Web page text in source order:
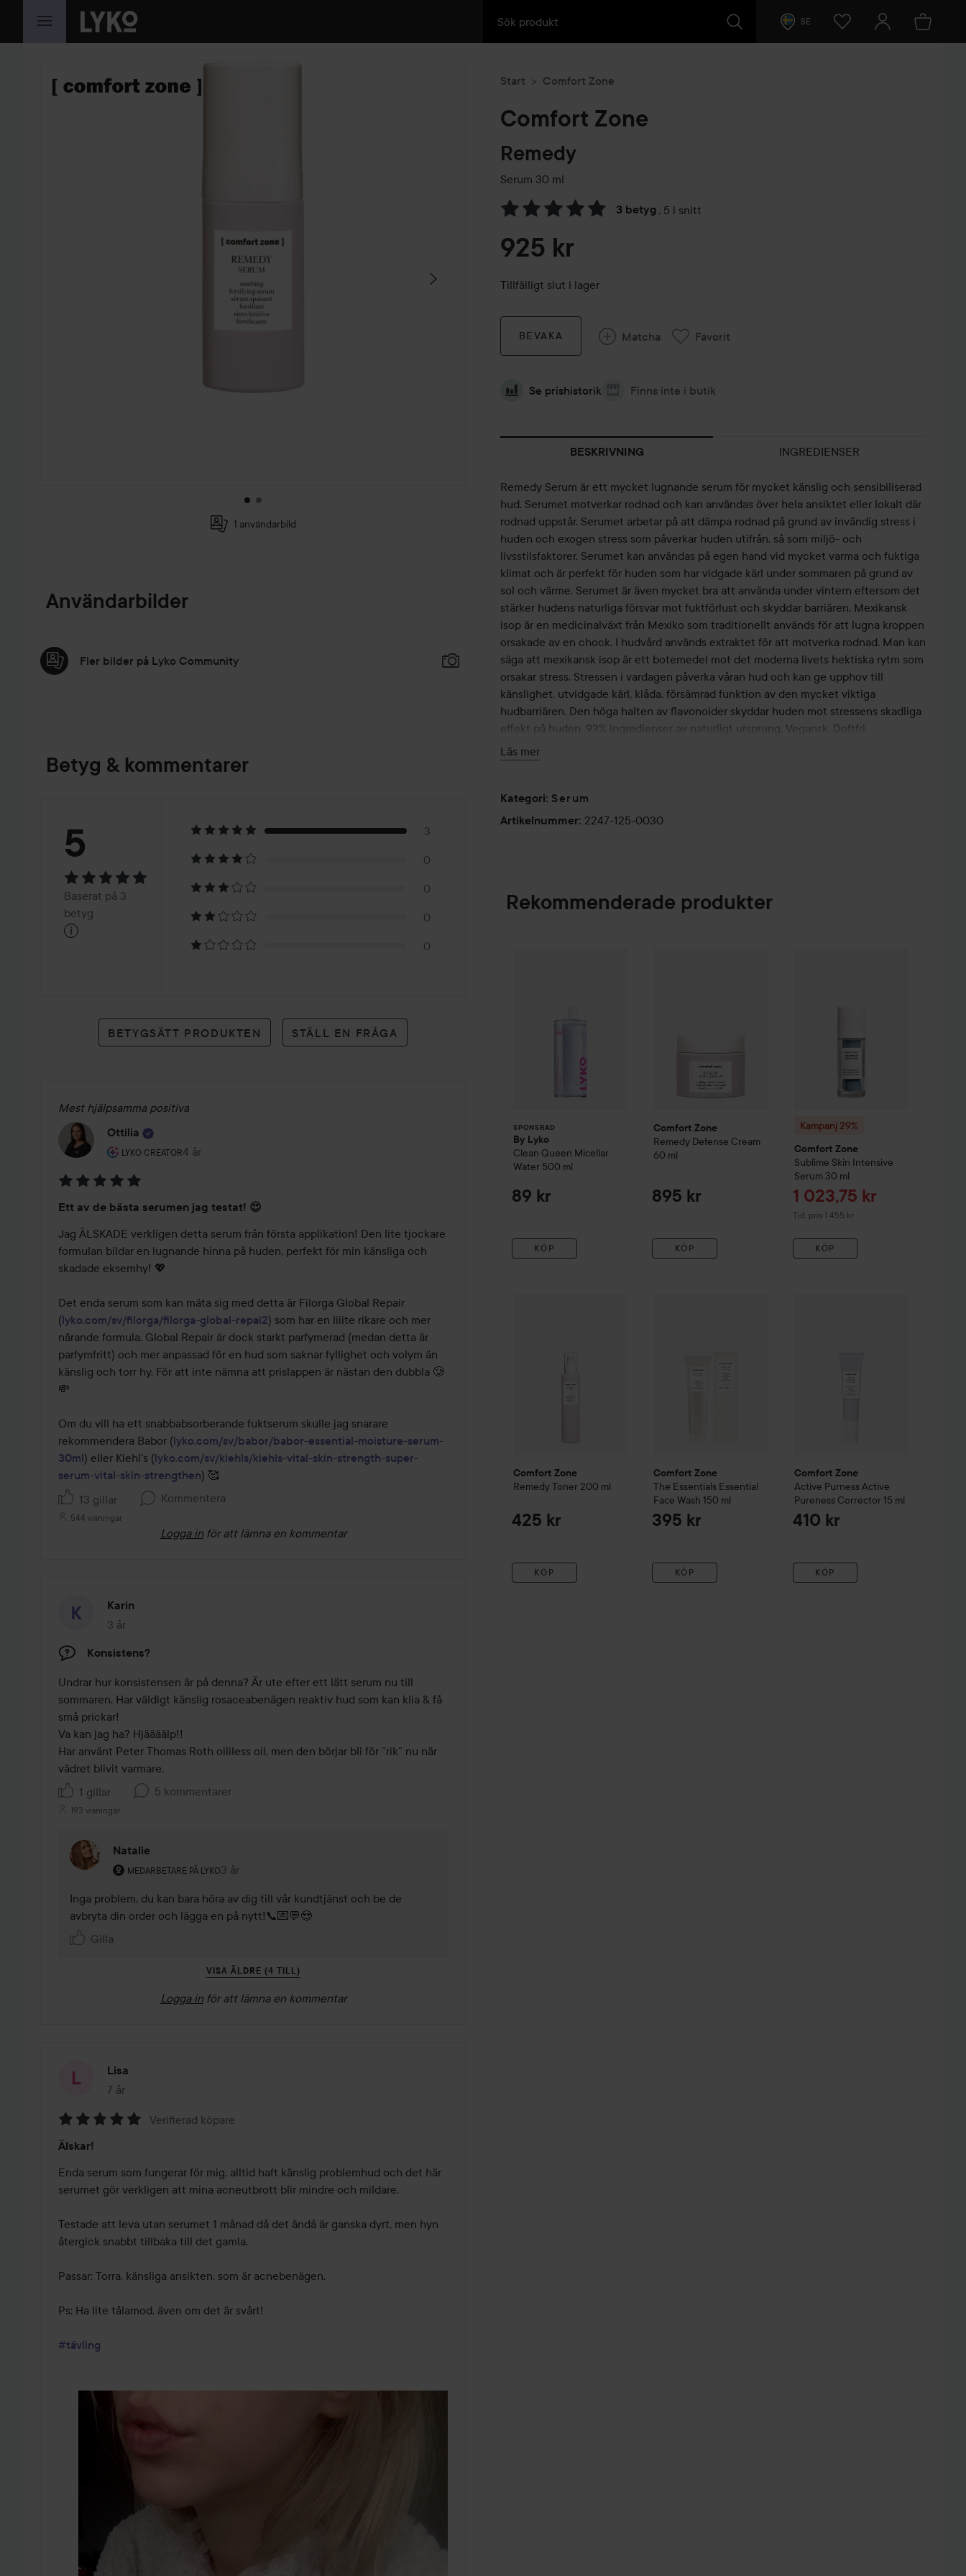
HOPPA TILL INNEHÅLLET SE
HOPPA ÖVER SEKTIONEN
1 användarbild
Användarbilder
Fler bilder på Lyko Community
Betyg & kommentarer
Betyg:
5Baserat
på
betyg
5
Baserat på 3
betyg
i
3
0
0
0
0
BETYGSÄTT PRODUKTEN STÄLL EN FRÅGA
Mest hjälpsamma positiva
Ottilia
LYKO CREATOR
Användarens roll: Lyko Creator.
4 år
Inlägget skapades 4 år
5
av
5
Ett av de bästa serumen jag testat! 😍
Jag ÄLSKADE verkligen detta serum från första applikation! Den lite tjockare
formulan bildar en lugnande hinna på huden, perfekt för min känsliga och
skadade eksemhy! 💖
Det enda serum som kan mäta sig med detta är Filorga Global Repair
(lyko.com/sv/filorga/filorga-global-repai2) som har en liiite rikare och mer
närande formula. Global Repair är dock starkt parfymerad (medan detta är
parfymfritt) och mer anpassad för en hud som saknar fyllighet och volym än
känslig och torr hy. För att inte nämna att prislappen är nästan den dubbla 🥲
💸
Om du vill ha ett snabbabsorberande fuktserum skulle jag snarare
rekommendera Babor (lyko.com/sv/babor/babor-essential-moisture-serum-
30ml) eller Kiehl's (lyko.com/sv/kiehls/kiehls-vital-skin-strength-super-
serum-vital-skin-strengthen) 🥰
13 gillar
Kommentera
544 visningar
Logga in för att lämna en kommentar
Karin
3 år
Inlägget skapades 3 år
Konsistens?
Undrar hur konsistensen är på denna? Är ute efter ett lätt serum nu till
sommaren. Har väldigt känslig rosaceabenägen reaktiv hud som kan klia & få
små prickar!
Va kan jag ha? Hjäääälp!!
Har använt Peter Thomas Roth oililess oil, men den börjar bli för ”rik” nu när
vädret blivit varmare.
1 gillar
5 kommentarer
193 visningar
Natalie
MEDARBETARE PÅ LYKO
Användarens roll: Medarbetare på Lyko.
3 år
Kommentaren lades 3 år
Inga problem, du kan bara höra av dig till vår kundtjänst och be de
avbryta din order och lägga en på nytt!📞💌💬😍
Gilla
VISA ÄLDRE (4 TILL)
Logga in för att lämna en kommentar
Lisa
7 år
Inlägget skapades 7 år
5
av
5
Verifierad köpare
Älskar!
Enda serum som fungerar för mig, alltid haft känslig problemhud och det här
serumet gör verkligen att mina acneutbrott blir mindre och mildare.
Testade att leva utan serumet 1 månad då det ändå är ganska dyrt, men hyn
återgick snabbt tillbaka till det gamla.
Passar: Torra, känsliga ansikten, som är acnebenägen.
Ps: Ha lite tålamod, även om det är svårt!
#tävling
Start Comfort Zone
Comfort Zone
Remedy
Serum 30 ml
3 betyg , 5 i snitt
Hoppa till Betyg & kommentarer
925 kr
Tillfälligt slut i lager
BEVAKA Matcha Favorit
Se prishistorik Finns inte i butik
BESKRIVNING INGREDIENSER
Remedy Serum är ett mycket lugnande serum för mycket känslig och sensibiliserad
hud. Serumet motverkar rodnad och kan användas över hela ansiktet eller lokalt där
rodnad uppstår. Serumet arbetar på att dämpa rodnad på grund av invändig stress i
huden och exogen stress som påverkar huden utifrån, så som miljö- och
livsstilsfaktorer. Serumet kan användas på egen hand vid mycket varma och fuktiga
klimat och är perfekt för huden som har vidgade kärl under sommaren på grund av
sol och värme. Serumet är även mycket bra att använda under vintern eftersom det
stärker hudens naturliga försvar mot fuktförlust och skyddar barriären. Mexikansk
isop är en medicinalväxt från Mexiko som traditionellt används för att lugna kroppen
orsakade av en chock. I hudvård används extraktet för att motverka rodnad. Man kan
säga att mexikansk isop är ett botemedel mot det moderna livets hektiska rytm som
orsakar stress. Stressen i vardagen påverka våran hud och kan ge upphov till
känslighet, utvidgade kärl, klåda, försämrad funktion av den mycket viktiga
hudbarriären. Den höga halten av flavonoider skyddar huden mot stressens skadliga
effekt på huden. 93% ingredienser av naturligt ursprung. Vegansk. Doftfri.
För vem: Remedy Serum passar dig med mycket känslig, irriterad och rodnad hud.
Serumet passar även dig som behöver ett skydd som motverkar yttre och inre stress
dig med nedsatt barriärfunktion.
Läs mer
Kategori: Serum
Artikelnummer: 2247-125-0030
Rekommenderade produkter
SPONSRAD
By Lyko
Clean Queen Micellar
Water 500 ml
89 kr
KÖP
Comfort Zone
Remedy Defense Cream
60 ml
895 kr
KÖP
Kampanj 29%
Comfort Zone
Sublime Skin Intensive
Serum 30 ml
Reapris
1 023,75 kr
Tid. pris 1 455 kr
Tidigare pris 1 455 kr
KÖP
Comfort Zone
RemedyToner 200 ml
425 kr
KÖP
Comfort Zone
The Essentials Essential
Face Wash 150 ml
395 kr
KÖP
Comfort Zone
Active PurnessActive
Pureness Corrector 15 ml
410 kr
KÖP